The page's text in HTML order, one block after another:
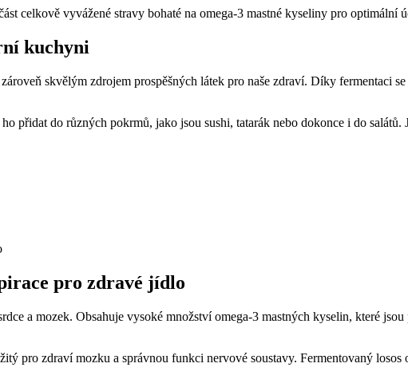
celkově vyvážené stravy bohaté na omega-3 mastné kyseliny pro optimální
kuchyni
skvělým zdrojem prospěšných látek pro naše zdraví. Díky fermentaci
přidat do různých pokrmů, jako jsou sushi, tatarák nebo dokonce i do
pro zdravé jídlo
a mozek. Obsahuje vysoké množství omega-3 mastných kyselin, které
pro zdraví mozku a správnou funkci nervové soustavy. Fermentovaný losos